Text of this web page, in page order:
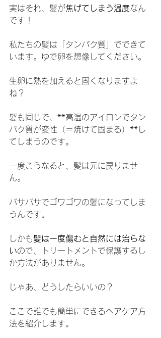
実はそれ、髪が焦げてしまう温度なん
です！
私たちの髪は「タンパク質」でできて
います。ゆで卵を想像してください。
生卵に熱を加えると固くなりますよ
ね？
髪も同じで、**高温のアイロンでタン
パク質が変性（＝焼けて固まる）**し
てしまうのです。
一度こうなると、髪は元に戻りませ
ん。
パサパサでゴワゴワの髪になってしま
うんです。
しかも髪は一度傷むと自然には治らな
いので、トリートメントで保護するし
か方法がありません。
じゃあ、どうしたらいいの？
ここで誰でも簡単にできるヘアケア方
法を紹介します。